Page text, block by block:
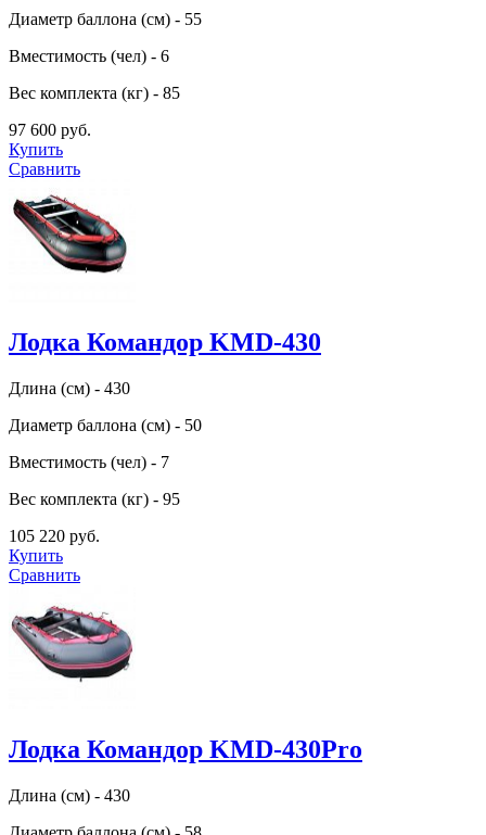
Диаметр баллона (см) - 55
Вместимость (чел) - 6
Вес комплекта (кг) - 85
97 600 руб.
Купить
Сравнить
Лодка Командор KMD-430
Длина (см) - 430
Диаметр баллона (см) - 50
Вместимость (чел) - 7
Вес комплекта (кг) - 95
105 220 руб.
Купить
Сравнить
Лодка Командор KMD-430Pro
Длина (см) - 430